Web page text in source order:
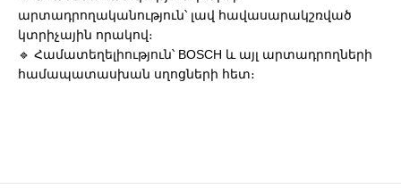
արտադրողականություն՝ լավ հավասարակշռված
կտրիչային որակով։
🔹 Համատեղելիություն՝ BOSCH և այլ արտադրողների
համապատասխան սղոցների հետ։